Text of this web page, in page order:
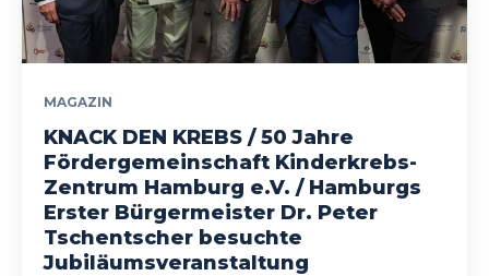
MAGAZIN
KNACK DEN KREBS / 50 Jahre
Fördergemeinschaft Kinderkrebs-
Zentrum Hamburg e.V. / Hamburgs
Erster Bürgermeister Dr. Peter
Tschentscher besuchte
Jubiläumsveranstaltung